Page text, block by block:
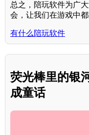
总之，陪玩软件为广
会，让我们在游戏中
有什么陪玩软件
荧光棒里的银
成童话